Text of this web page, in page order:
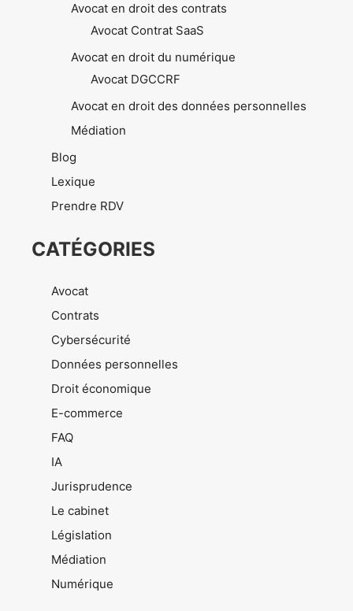
Avocat en droit des contrats
Avocat Contrat SaaS
Avocat en droit du numérique
Avocat DGCCRF
Avocat en droit des données personnelles
Médiation
Blog
Lexique
Prendre RDV
CATÉGORIES
Avocat
Contrats
Cybersécurité
Données personnelles
Droit économique
E-commerce
FAQ
IA
Jurisprudence
Le cabinet
Législation
Médiation
Numérique